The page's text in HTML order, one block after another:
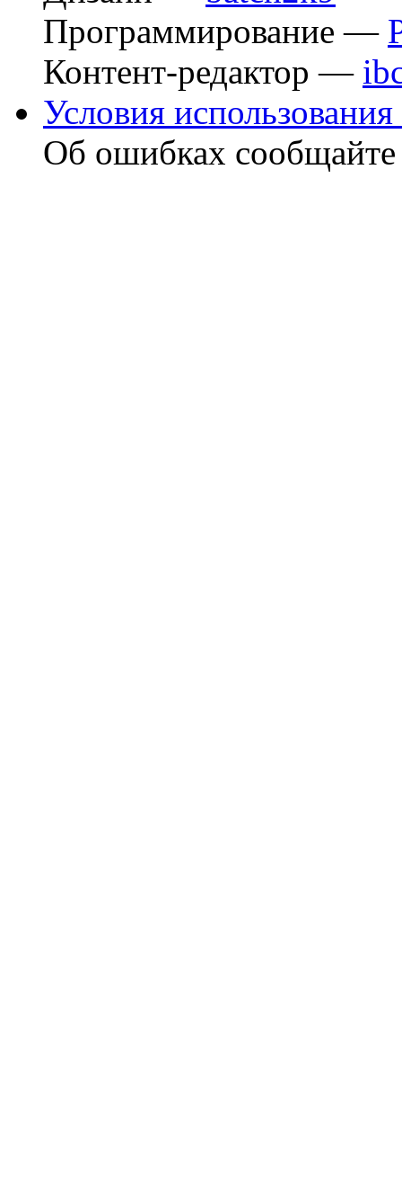
Программирование —
Контент-редактор —
Условия использования
Об ошибках